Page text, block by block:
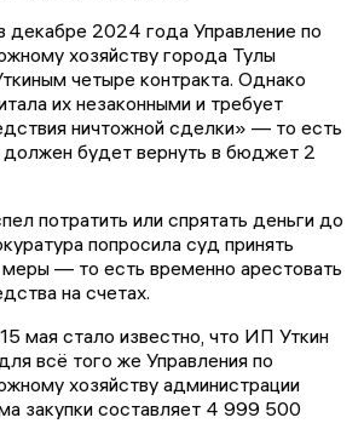
декабре 2024 года Управление по
хозяйству города Тулы
четыре контракта. Однако
их незаконными и требует
ничтожной сделки» — то есть
будет вернуть в бюджет 2
потратить или спрятать деньги до
попросила суд принять
— то есть временно арестовать
на счетах.
мая стало известно, что ИП Уткин
всё того же Управления по
хозяйству администрации
закупки составляет 4 999 500